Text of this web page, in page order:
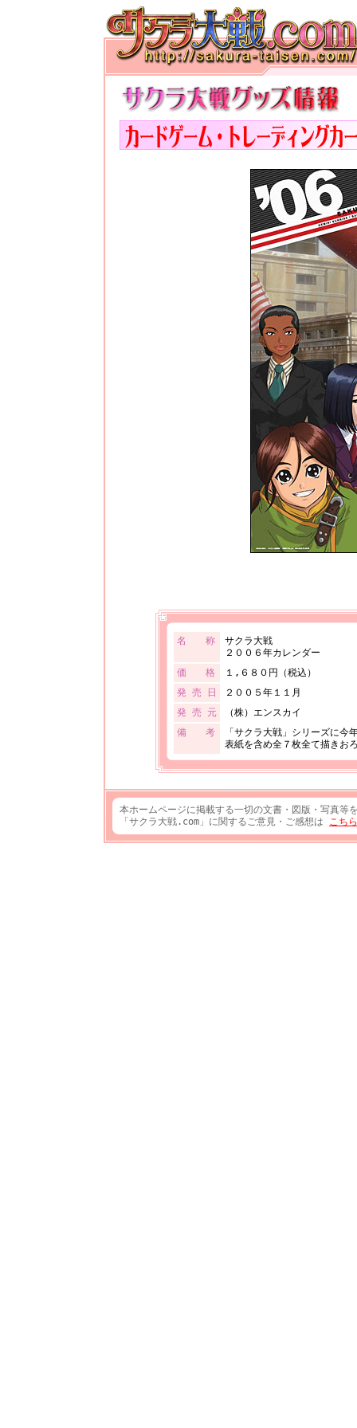
名 称
サクラ大戦
２００６年カレンダー
価 格
１,６８０円（税込）
発 売 日
２００５年１１月
発 売 元
（株）エンスカイ
備 考
「サクラ大戦」シリーズに
表紙を含め全７枚全て描きお
本ホームページに掲載する一切の文書・図版・写真等
「サクラ大戦.com」に関するご意見・ご感想は こちら